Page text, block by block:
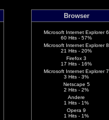
Browser
Microsoft Internet Explorer 6
60 Hits - 57%
Microsoft Internet Explorer 8
21 Hits - 20%
Firefox 3
17 Hits - 16%
Microsoft Internet Explorer 7
3 Hits - 3%
Netscape 5
2 Hits - 2%
Andere
1 Hits - 1%
Opera 9
1 Hits - 1%